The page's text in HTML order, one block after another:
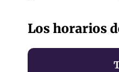
Los horarios